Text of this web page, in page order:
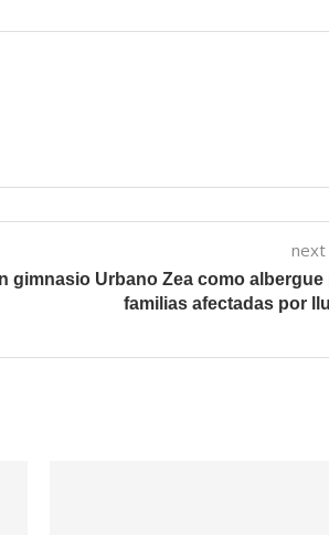
gimnasio Urbano Zea como albergue
familias afectadas por